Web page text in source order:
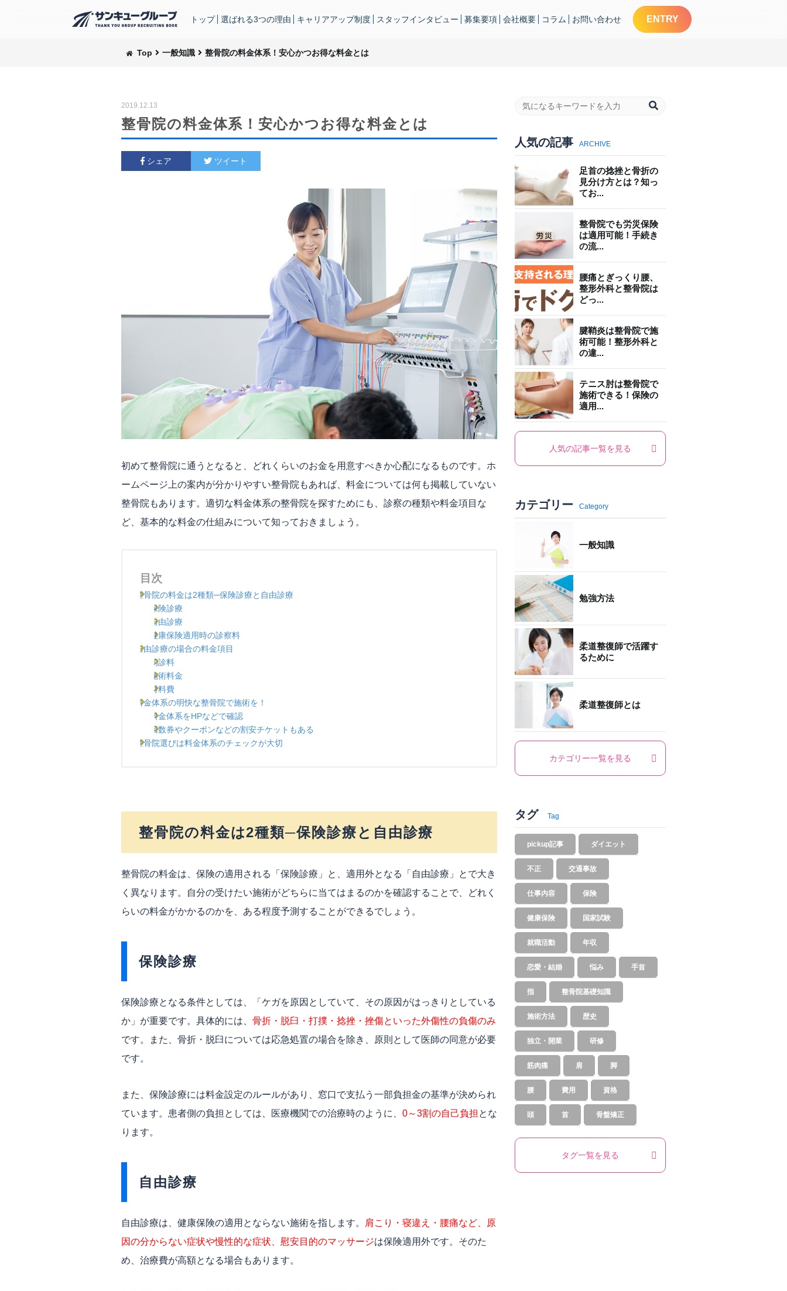
トップ 選ばれる3つの理由 キャリアアップ制度 スタッフインタビュー 募集要項 会社概要 コラム お問い合わせ ENTRY
Top 一般知識 整骨院の料金体系！安心かつお得な料金とは
2019.12.13
整骨院の料金体系！安心かつお得な料金とは
シェア ツイート
初めて整骨院に通うとなると、どれくらいのお金を用意すべきか心配になるものです。ホ
ームページ上の案内が分かりやすい整骨院もあれば、料金については何も掲載していない
整骨院もあります。適切な料金体系の整骨院を探すためにも、診察の種類や料金項目な
ど、基本的な料金の仕組みについて知っておきましょう。
目次
整骨院の料金は2種類─保険診療と自由診療
保険診療
自由診療
健康保険適用時の診察料
自由診療の場合の料金項目
初診料
施術料金
材料費
料金体系の明快な整骨院で施術を！
料金体系をHPなどで確認
回数券やクーポンなどの割安チケットもある
整骨院選びは料金体系のチェックが大切
整骨院の料金は2種類─保険診療と自由診療
整骨院の料金は、保険の適用される「保険診療」と、適用外となる「自由診療」とで大き
く異なります。自分の受けたい施術がどちらに当てはまるのかを確認することで、どれく
らいの料金がかかるのかを、ある程度予測することができるでしょう。
保険診療
保険診療となる条件としては、「ケガを原因としていて、その原因がはっきりとしている
か」が重要です。具体的には、 骨折・脱臼・打撲・捻挫・挫傷といった外傷性の負傷のみ
です。また、骨折・脱臼については応急処置の場合を除き、原則として医師の同意が必要
です。
また、保険診療には料金設定のルールがあり、窓口で支払う一部負担金の基準が決められ
ています。患者側の負担としては、医療機関での治療時のように、 0～3割の自己負担 とな
ります。
自由診療
自由診療は、健康保険の適用とならない施術を指します。
肩こり・寝違え・腰痛など、原
因の分からない症状や慢性的な症状、慰安目的のマッサージは保険適用外です。そのた
め、治療費が高額となる場合もあります。
人気の記事 ARCHIVE
足首の捻挫と骨折の
見分け方とは？知っ
てお...
整骨院でも労災保険
は適用可能！手続き
の流...
腰痛とぎっくり腰、
整形外科と整骨院は
どっ...
腱鞘炎は整骨院で施
術可能！整形外科と
の違...
テニス肘は整骨院で
施術できる！保険の
適用...
人気の記事一覧を見る
カテゴリー Category
一般知識
勉強方法
柔道整復師で活躍す
るために
柔道整復師とは
カテゴリー一覧を見る
タグ Tag
pickup記事 ダイエット
不正 交通事故
仕事内容 保険
健康保険 国家試験
就職活動 年収
恋愛・結婚 悩み 手首
指 整骨院基礎知識
施術方法 歴史
独立・開業 研修
筋肉痛 肩 脚
腰 費用 資格
頭 首 骨盤矯正
タグ一覧を見る